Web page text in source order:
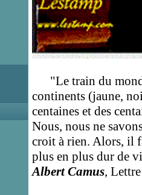
"Le train du
continents (jaune,
centaines et des
Nous, nous ne
croit à rien. Alors, il
plus en plus dur de
Albert Camus,